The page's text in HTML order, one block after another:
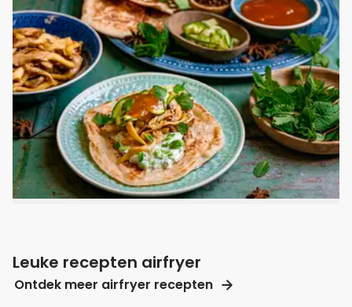
Leuke recepten airfryer
Ontdek meer airfryer recepten